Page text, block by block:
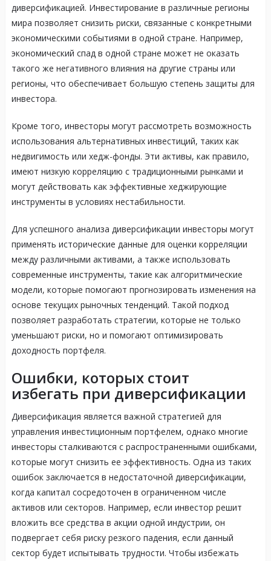
диверсификацией. Инвестирование в различные регионы
мира позволяет снизить риски, связанные с конкретными
экономическими событиями в одной стране. Например,
экономический спад в одной стране может не оказать
такого же негативного влияния на другие страны или
регионы, что обеспечивает большую степень защиты для
инвестора.
Кроме того, инвесторы могут рассмотреть возможность
использования альтернативных инвестиций, таких как
недвигимость или хедж-фонды. Эти активы, как правило,
имеют низкую корреляцию с традиционными рынками и
могут действовать как эффективные хеджирующие
инструменты в условиях нестабильности.
Для успешного анализа диверсификации инвесторы могут
применять исторические данные для оценки корреляции
между различными активами, а также использовать
современные инструменты, такие как алгоритмические
модели, которые помогают прогнозировать изменения на
основе текущих рыночных тенденций. Такой подход
позволяет разработать стратегии, которые не только
уменьшают риски, но и помогают оптимизировать
доходность портфеля.
Ошибки, которых стоит
избегать при диверсификации
Диверсификация является важной стратегией для
управления инвестиционным портфелем, однако многие
инвесторы сталкиваются с распространенными ошибками,
которые могут снизить ее эффективность. Одна из таких
ошибок заключается в недостаточной диверсификации,
когда капитал сосредоточен в ограниченном числе
активов или секторов. Например, если инвестор решит
вложить все средства в акции одной индустрии, он
подвергает себя риску резкого падения, если данный
сектор будет испытывать трудности. Чтобы избежать